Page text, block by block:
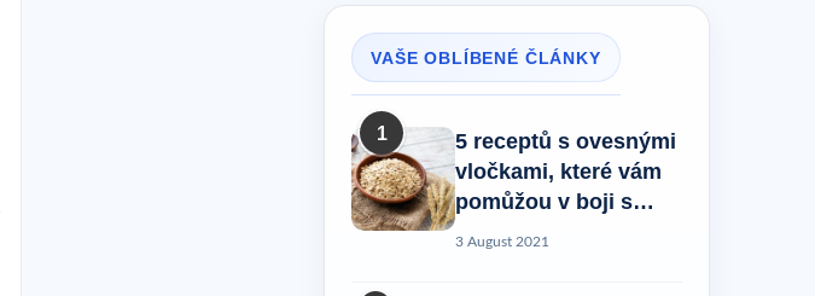
VAŠE OBLÍBENÉ ČLÁNKY
1
5 receptů s ovesnými
vločkami, které vám
pomůžou v boji s
celulitidou!
3 August 2021